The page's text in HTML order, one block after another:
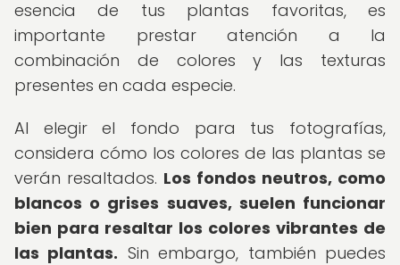
esencia de tus plantas favoritas, es
importante prestar atención a la
combinación de colores y las texturas
presentes en cada especie.
Al elegir el fondo para tus fotografías,
considera cómo los colores de las plantas se
verán resaltados. Los fondos neutros, como
blancos o grises suaves, suelen funcionar
bien para resaltar los colores vibrantes de
las plantas. Sin embargo, también puedes